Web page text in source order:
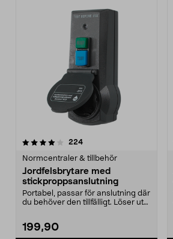
224recensioner
Normcentraler & tillbehör
Jordfelsbrytare med
stickproppsanslutning
Portabel, passar för anslutning där
du behöver den tillfälligt. Löser ut
199,90
5.0 av 5 stjärnor